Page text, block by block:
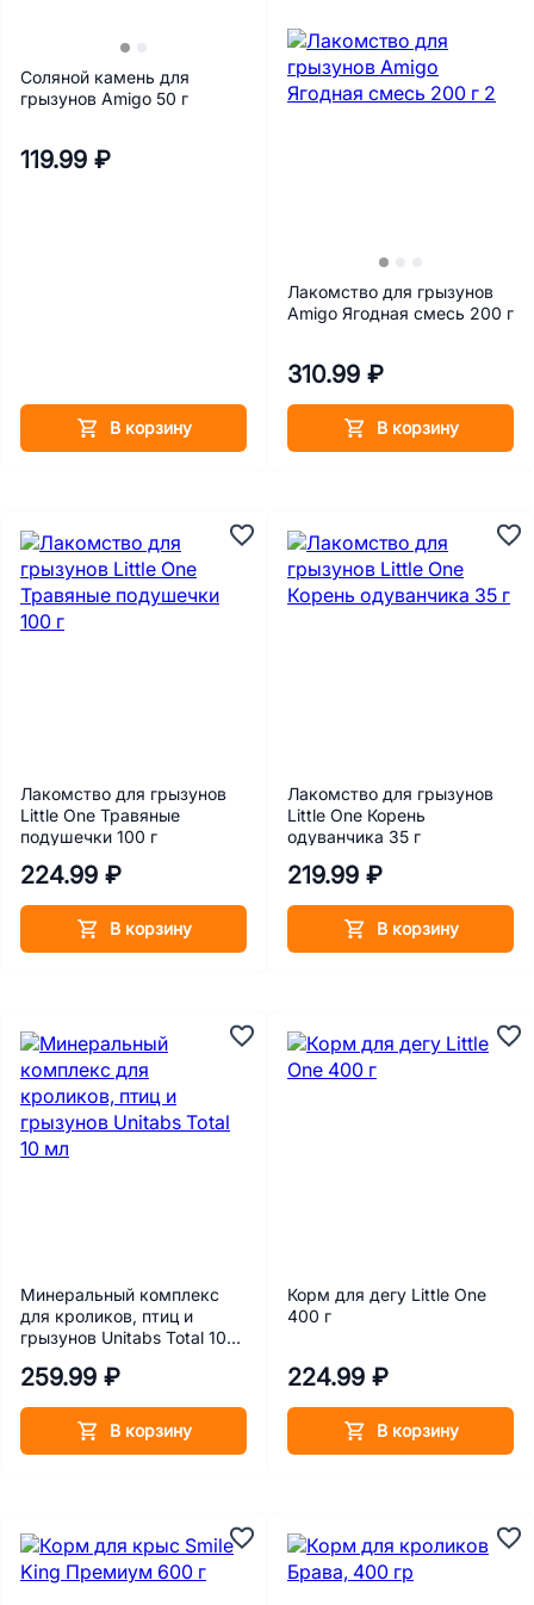
Соляной камень для
грызунов Amigo 50 г
119.99 ₽
В корзину
Лакомство для грызунов
Amigo Ягодная смесь 200 г
310.99 ₽
В корзину
Лакомство для грызунов
Little One Травяные
подушечки 100 г
224.99 ₽
В корзину
Лакомство для грызунов
Little One Корень
одуванчика 35 г
219.99 ₽
В корзину
Минеральный комплекс
для кроликов, птиц и
грызунов Unitabs Total 10
259.99 ₽
В корзину
Корм для дегу Little One
400 г
224.99 ₽
В корзину